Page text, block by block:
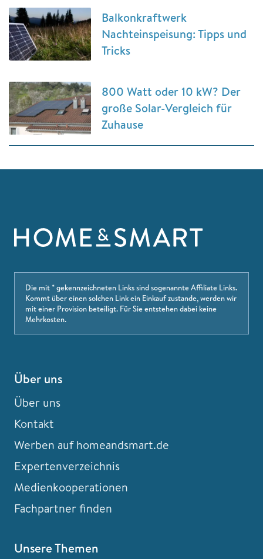
Balkonkraftwerk
Nachteinspeisung: Tipps und
Tricks
800 Watt oder 10 kW? Der
große Solar-Vergleich für
Zuhause
Die mit * gekennzeichneten Links sind sogenannte Affiliate Links.
Kommt über einen solchen Link ein Einkauf zustande, werden wir
mit einer Provision beteiligt. Für Sie entstehen dabei keine
Mehrkosten.
Über uns
Über uns
Kontakt
Werben auf homeandsmart.de
Expertenverzeichnis
Medienkooperationen
Fachpartner finden
Unsere Themen